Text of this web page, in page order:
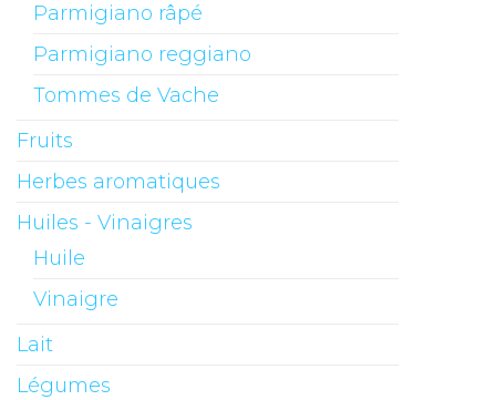
Parmigiano râpé
Parmigiano reggiano
Tommes de Vache
Fruits
Herbes aromatiques
Huiles - Vinaigres
Huile
Vinaigre
Lait
Légumes